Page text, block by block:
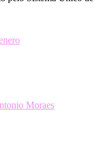
Moraes